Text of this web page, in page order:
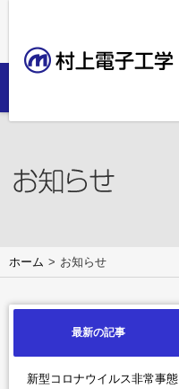
ホーム お知らせ
最新の記事
新型コロナウイルス非常事態